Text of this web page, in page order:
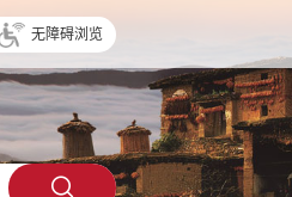
无障碍浏览